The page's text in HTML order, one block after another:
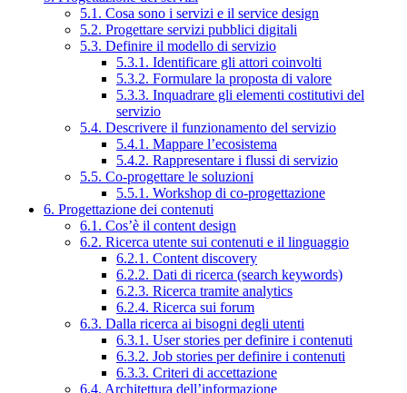
5.1. Cosa sono i servizi e il service design
5.2. Progettare servizi pubblici digitali
5.3. Definire il modello di servizio
5.3.1. Identificare gli attori coinvolti
5.3.2. Formulare la proposta di valore
5.3.3. Inquadrare gli elementi costitutivi del
servizio
5.4. Descrivere il funzionamento del servizio
5.4.1. Mappare l’ecosistema
5.4.2. Rappresentare i flussi di servizio
5.5. Co-progettare le soluzioni
5.5.1. Workshop di co-progettazione
6. Progettazione dei contenuti
6.1. Cos’è il content design
6.2. Ricerca utente sui contenuti e il linguaggio
6.2.1. Content discovery
6.2.2. Dati di ricerca (search keywords)
6.2.3. Ricerca tramite analytics
6.2.4. Ricerca sui forum
6.3. Dalla ricerca ai bisogni degli utenti
6.3.1. User stories per definire i contenuti
6.3.2. Job stories per definire i contenuti
6.3.3. Criteri di accettazione
6.4. Architettura dell’informazione